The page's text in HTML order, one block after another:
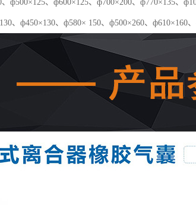
ф500×125、ф600×125、ф700×200、ф770×135、
、ф450×130、ф580× 150、ф500×260、ф610×160